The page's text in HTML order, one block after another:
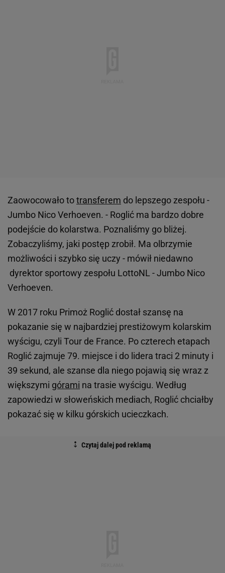
Zaowocowało totransferem do lepszego zespołu -
Jumbo Nico Verhoeven. - Roglić ma bardzo dobre
podejście do kolarstwa. Poznaliśmy go bliżej.
Zobaczyliśmy, jaki postęp zrobił. Ma olbrzymie
możliwości i szybko się uczy - mówił niedawno
dyrektor sportowy zespołu LottoNL - Jumbo Nico
Verhoeven.
W 2017 roku Primoż Roglić dostał szansę na
pokazanie się w najbardziej prestiżowym kolarskim
wyścigu, czyli Tour de France. Po czterech etapach
Roglić zajmuje 79. miejsce i do lidera traci 2 minuty i
39 sekund, ale szanse dla niego pojawią się wraz z
większymi górami na trasie wyścigu. Według
zapowiedzi w słoweńskich mediach, Roglić chciałby
pokazać się w kilku górskich ucieczkach.